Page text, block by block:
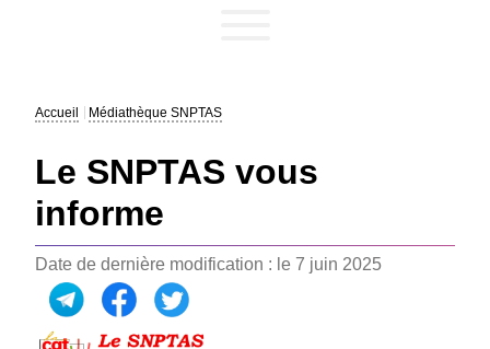
Accueil Médiathèque SNPTAS
Le SNPTAS vous
informe
Date de dernière modification : le 7 juin 2025